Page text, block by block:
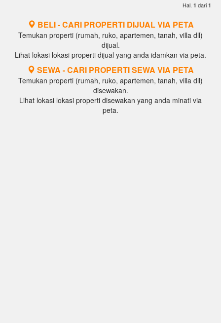
Hal. 1 dari 1
BELI - CARI PROPERTI DIJUAL VIA PETA
Temukan properti (rumah, ruko, apartemen, tanah, villa dll)
dijual.
Lihat lokasi lokasi properti dijual yang anda idamkan via peta.
SEWA - CARI PROPERTI SEWA VIA PETA
Temukan properti (rumah, ruko, apartemen, tanah, villa dll)
disewakan.
Lihat lokasi lokasi properti disewakan yang anda minati via
peta.